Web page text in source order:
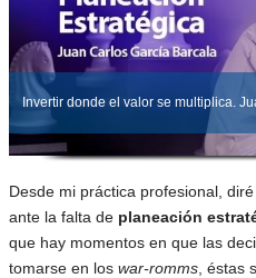
Invertir donde el valor se multiplica.
Desde mi práctica profesional,
ante la falta de planeación
que hay momentos en que las
tomarse en los war-romms , éstas